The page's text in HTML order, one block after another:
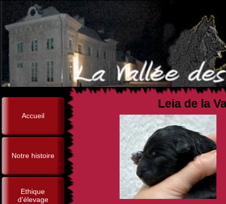
Accueil
Notre histoire
Ethique
d'élevage
Leia de la